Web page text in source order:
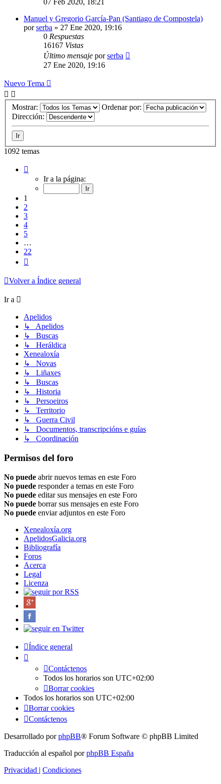
Manuel y Gregorio García-Pan (Santiago de Compostela)
porserba » 27 Ene 2020, 19:16
0 Respuestas
16167 Vistas
Último mensaje porserba
27 Ene 2020, 19:16
Nuevo Tema
Mostrar:
Ordenar por:
Dirección:
1092 temas
Ir a la página:
1
2
3
4
5
…
22
Volver a Índice general
Ir a
Apelidos
↳ Apelidos
↳ Buscas
↳ Heráldica
Xenealoxía
↳ Novas
↳ Liñaxes
↳ Buscas
↳ Historia
↳ Persoeiros
↳ Territorio
↳ Guerra Civil
↳ Documentos, transcripcións e guías
↳ Coordinación
Permisos del foro
No puede abrir nuevos temas en este Foro
No puede responder a temas en este Foro
No puede editar sus mensajes en este Foro
No puede borrar sus mensajes en este Foro
No puede enviar adjuntos en este Foro
Xenealoxía.org
ApelidosGalicia.org
Bibliografía
Foros
Acerca
Legal
Licenza
Índice general
Contáctenos
Todos los horarios son UTC+02:00
Borrar cookies
Todos los horarios son UTC+02:00
Borrar cookies
Contáctenos
Desarrollado porphpBB® Forum Software © phpBB Limited
Traducción al español porphpBB España
Privacidad | Condiciones